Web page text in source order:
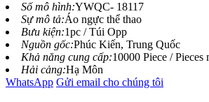
Số mô hình:YWQC- 18117
Sự mô tả:Áo ngực thể thao
Bưu kiện:1pc / Túi Opp
Nguồn gốc:Phúc Kiến, Trung Quốc
Khả năng cung cấp:10000 Piece / Pieces
Hải cảng:Hạ Môn
WhatsApp Gửi email cho chúng tôi